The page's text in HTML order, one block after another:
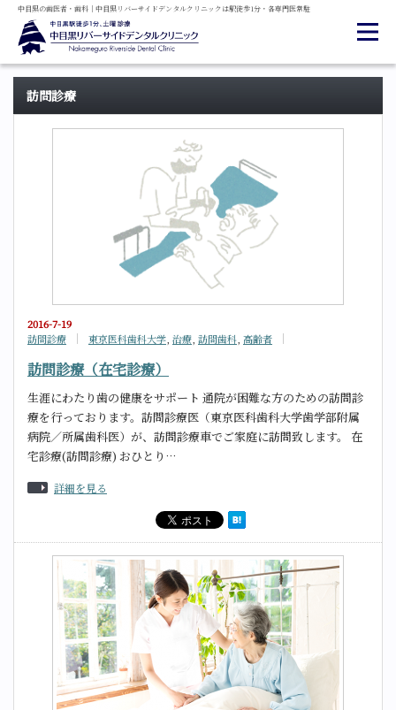
中目黒の歯医者・ 歯科 ｜ 中目黒リバーサイドデンタルクリニックは駅徒歩1分・ 各専門医常駐
訪問診療
2016-7-19
訪問診療
東京医科歯科大学 治療 訪問歯科 高齢者
訪問診療（在宅診療）
生涯にわたり歯の健康をサポート 通院が困難な方のための訪問診
療を行っております。訪問診療医（東京医科歯科大学歯学部附属
病院／所属歯科医）が、訪問診療車でご家庭に訪問致します。 在
宅診療(訪問診療) おひとり…
詳細を見る